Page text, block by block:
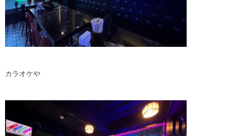
カラオケや